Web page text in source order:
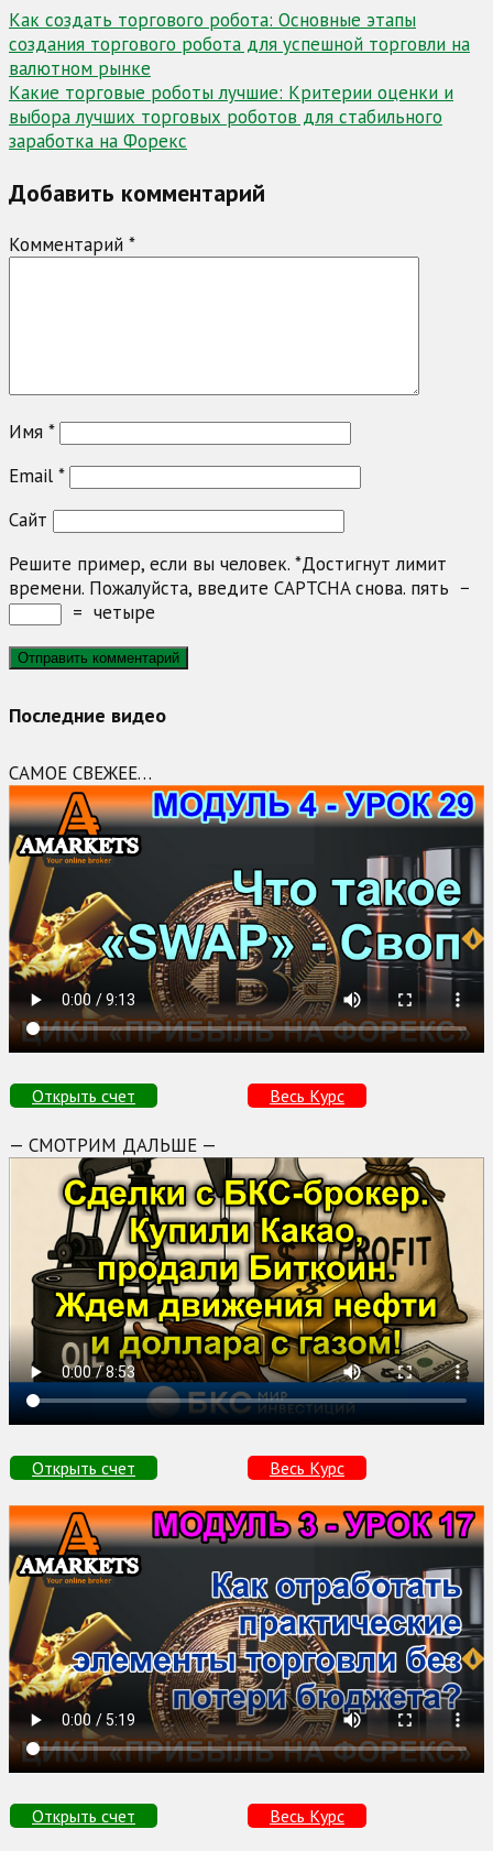
Навигация
по
записям
Как создать торгового робота: Основные этапы
создания торгового робота для успешной торговли на
валютном рынке
Какие торговые роботы лучшие: Критерии оценки и
выбора лучших торговых роботов для стабильного
заработка на Форекс
Добавить комментарий
Комментарий *
Имя *
Email *
Сайт
Решите пример, если вы человек. *Достигнут лимит
времени. Пожалуйста, введите CAPTCHA снова. пять −
= четыре
Последние видео
САМОЕ СВЕЖЕЕ…
Открыть счет Весь Курс
— СМОТРИМ ДАЛЬШЕ —
Открыть счет Весь Курс
Открыть счет Весь Курс